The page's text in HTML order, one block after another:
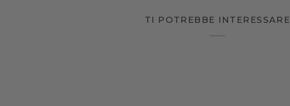
TI POTREBBE INTERESSARE